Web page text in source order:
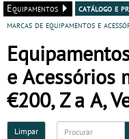
Equipamentos
catálogo e
marcas de equipamentos e
e Acessórios
€200, Z a A,
Limpar